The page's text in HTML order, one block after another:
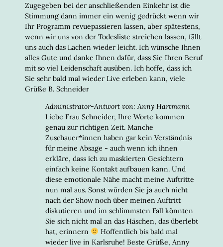
Zugegeben bei der anschließenden Einkehr ist die
Stimmung dann immer ein wenig gedrückt wenn wir
Ihr Programm revuepassieren lassen, aber spätestens,
wenn wir uns von der Todesliste streichen lassen, fällt
uns auch das Lachen wieder leicht. Ich wünsche Ihnen
alles Gute und danke Ihnen dafür, dass Sie Ihren Beruf
mit so viel Leidenschaft ausüben. Ich hoffe, dass ich
Sie sehr bald mal wieder Live erleben kann, viele
Grüße B. Schneider
Administrator-Antwort von: Anny Hartmann
Liebe Frau Schneider, Ihre Worte kommen
genau zur richtigen Zeit. Manche
Zuschauer*innen haben gar kein Verständnis
für meine Absage - auch wenn ich ihnen
erkläre, dass ich zu maskierten Gesichtern
einfach keine Kontakt aufbauen kann. Und
diese emotionale Nähe macht meine Auftritte
nun mal aus. Sonst würden Sie ja auch nicht
nach der Show noch über meinen Auftritt
diskutieren und im schlimmsten Fall könnten
Sie sich nicht mal an das Häschen, das überlebt
hat, erinnern
Hoffentlich bis bald mal
wieder live in Karlsruhe! Beste Grüße, Anny